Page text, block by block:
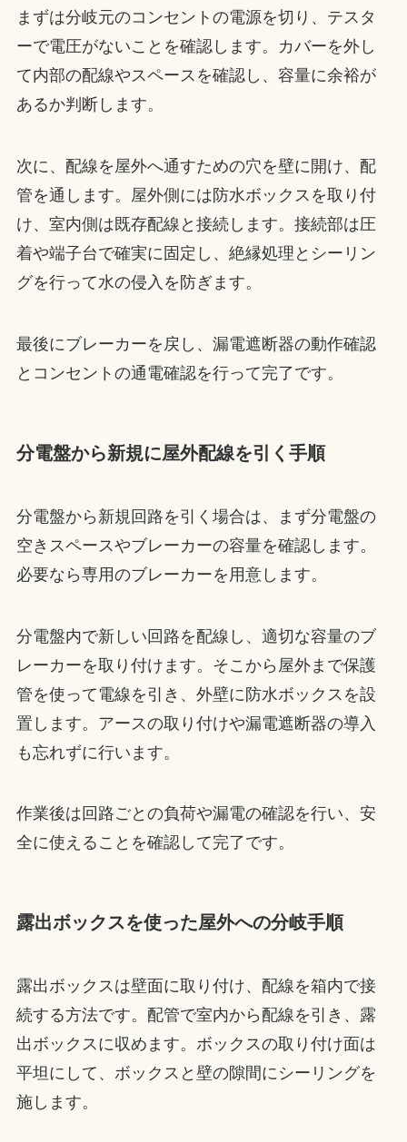
まずは分岐元のコンセントの電源を切り、テスタ
ーで電圧がないことを確認します。カバーを外し
て内部の配線やスペースを確認し、容量に余裕が
あるか判断します。
次に、配線を屋外へ通すための穴を壁に開け、配
管を通します。屋外側には防水ボックスを取り付
け、室内側は既存配線と接続します。接続部は圧
着や端子台で確実に固定し、絶縁処理とシーリン
グを行って水の侵入を防ぎます。
最後にブレーカーを戻し、漏電遮断器の動作確認
とコンセントの通電確認を行って完了です。
分電盤から新規に屋外配線を引く手順
分電盤から新規回路を引く場合は、まず分電盤の
空きスペースやブレーカーの容量を確認します。
必要なら専用のブレーカーを用意します。
分電盤内で新しい回路を配線し、適切な容量のブ
レーカーを取り付けます。そこから屋外まで保護
管を使って電線を引き、外壁に防水ボックスを設
置します。アースの取り付けや漏電遮断器の導入
も忘れずに行います。
作業後は回路ごとの負荷や漏電の確認を行い、安
全に使えることを確認して完了です。
露出ボックスを使った屋外への分岐手順
露出ボックスは壁面に取り付け、配線を箱内で接
続する方法です。配管で室内から配線を引き、露
出ボックスに収めます。ボックスの取り付け面は
平坦にして、ボックスと壁の隙間にシーリングを
施します。